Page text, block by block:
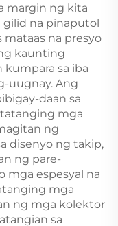
margin ng kita
gilid na pinaputol
mataas na presyo
kaunting
kumpara sa iba
uugnay. Ang
daan sa
mga
ng
disenyo ng takip,
ng pare-
mga espesyal na
mga
ng mga kolektor
sa